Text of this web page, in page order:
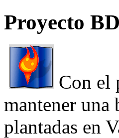
Proyecto
Con el
mantener una
plantadas en